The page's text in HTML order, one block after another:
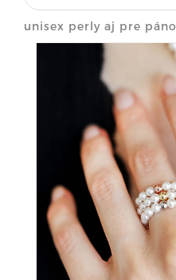
unisex perly aj pre